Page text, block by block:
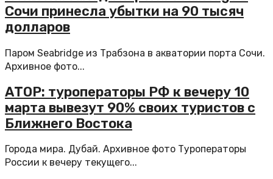
Сочи принесла убытки на 90 тысяч
долларов
Паром Seabridge из Трабзона в акватории порта Сочи.
Архивное фото...
АТОР: туроператоры РФ к вечеру 10
марта вывезут 90% своих туристов с
Ближнего Востока
Города мира. Дубай. Архивное фото Туроператоры
России к вечеру текущего...